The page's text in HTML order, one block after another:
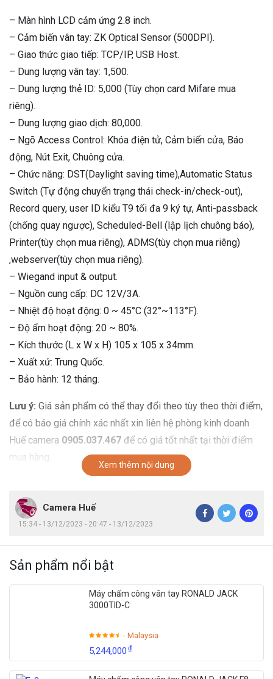
– Màn hình LCD cảm ứng 2.8 inch.
– Cảm biến vân tay: ZK Optical Sensor (500DPI).
– Giao thức giao tiếp: TCP/IP, USB Host.
– Dung lượng vân tay: 1,500.
– Dung lượng thẻ ID: 5,000 (Tùy chọn card Mifare mua
riêng).
– Dung lượng giao dịch: 80,000.
– Ngõ Access Control: Khóa điện tử, Cảm biến cửa, Báo
động, Nút Exit, Chuông cửa.
– Chức năng: DST(Daylight saving time),Automatic Status
Switch (Tự động chuyển trạng thái check-in/check-out),
Record query, user ID kiểu T9 tối đa 9 ký tự, Anti-passback
(chống quay ngược), Scheduled-Bell (lập lịch chuông báo),
Printer(tùy chọn mua riêng), ADMS(tùy chọn mua riêng)
,webserver(tùy chọn mua riêng).
– Wiegand input & output.
– Nguồn cung cấp: DC 12V/3A.
– Nhiệt độ hoạt động: 0 ~ 45°C (32°~113°F).
– Độ ẩm hoạt động: 20 ~ 80%.
– Kích thước (L x W x H) 105 x 105 x 34mm.
– Xuất xứ: Trung Quốc.
– Bảo hành: 12 tháng.
Lưu ý: Giá sản phẩm có thể thay đổi theo tùy theo thời điểm,
để có báo giá chính xác nhất xin liên hệ phòng kinh doanh
Huế camera 0905.037.467 để có giá tốt nhất tại thời điểm
mua hàng.
Xem thêm nội dung
Camera Huế
15:34 - 13/12/2023 - 20:47 - 13/12/2023
Sản phẩm nổi bật
Máy chấm công vân tay RONALD JACK
3000TID-C
- Malaysia
5,244,000₫